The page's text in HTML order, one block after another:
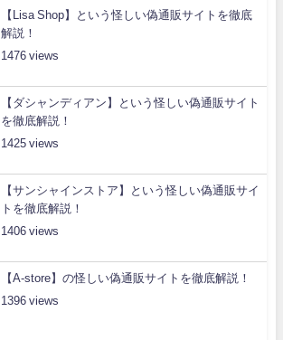
【Lisa Shop】という怪しい偽通販サイトを徹底
解説！
1476
【ダシャンディアン】という怪しい偽通販サイト
を徹底解説！
1425
【サンシャインストア】という怪しい偽通販サイ
トを徹底解説！
1406
【A-store】の怪しい偽通販サイトを徹底解説！
1396